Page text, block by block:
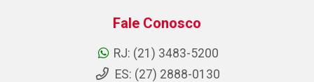
Fale Conosco
RJ: (21) 3483-5200
ES: (27) 2888-0130